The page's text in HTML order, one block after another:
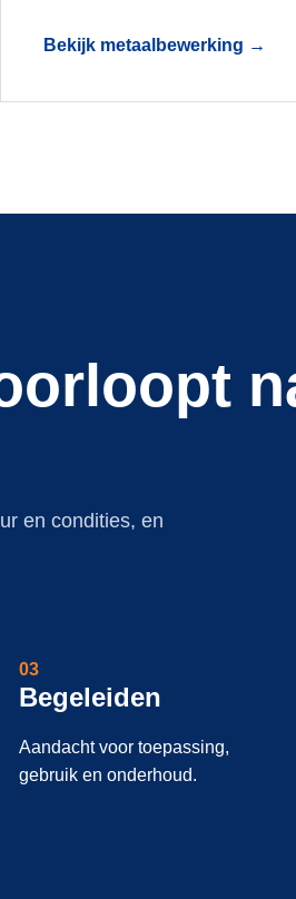
Bekijk metaalbewerking →
en condities, en
03
Begeleiden
Aandacht voor toepassing,
gebruik en onderhoud.